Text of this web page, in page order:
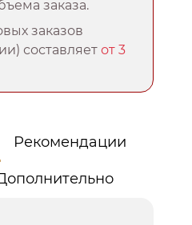
заказа.
заказов
составляетот 3
Рекомендации